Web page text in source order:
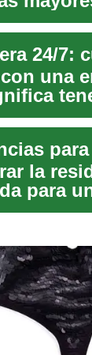
de
una
noche
mayor...
la
para
estilo
de...